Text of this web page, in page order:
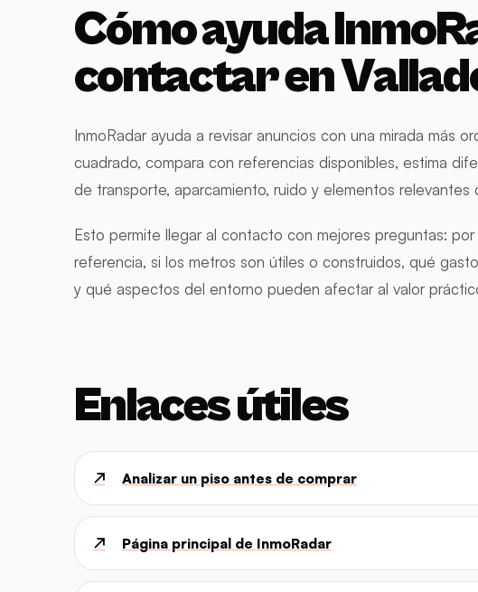
Cómo ayuda
contactar en
InmoRadar ayuda a revisar anuncios con una mirada más
cuadrado, compara con referencias disponibles, estima
de transporte, aparcamiento, ruido y elementos relevantes
Esto permite llegar al contacto con mejores preguntas:
referencia, si los metros son útiles o construidos, qué
y qué aspectos del entorno pueden afectar al valor
Enlaces útiles
↗ Analizar un piso antes de comprar
↗ Página principal de InmoRadar